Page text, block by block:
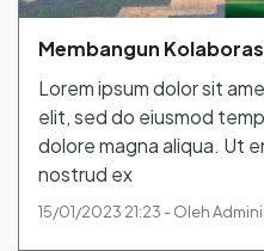
Membangun
Lorem ipsum dolor sit
elit, sed do eiusmod
dolore magna aliqua. Ut
nostrud ex
15/01/2023 21:23 - Oleh